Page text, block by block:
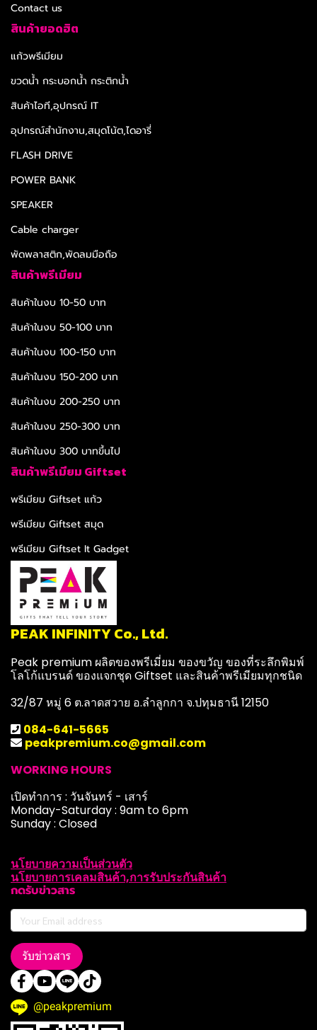
Contact us
สินค้ายอดฮิต
แก้วพรีเมียม
ขวดน้ำ กระบอกน้ำ กระติกน้ำ
สินค้าไอที,อุปกรณ์ IT
อุปกรณ์สำนักงาน,สมุดโน้ต,ไดอารี่
FLASH DRIVE
POWER BANK
SPEAKER
Cable charger
พัดพลาสติก,พัดลมมือถือ
สินค้าพรีเมียม
สินค้าในงบ 10-50 บาท
สินค้าในงบ 50-100 บาท
สินค้าในงบ 100-150 บาท
สินค้าในงบ 150-200 บาท
สินค้าในงบ 200-250 บาท
สินค้าในงบ 250-300 บาท
สินค้าในงบ 300 บาทขึ้นไป
สินค้าพรีเมียม Giftset
พรีเมียม Giftset แก้ว
พรีเมียม Giftset สมุด
พรีเมียม Giftset It Gadget
PEAK INFINITY Co., Ltd.
Peak premium ผลิตของพรีเมี่ยม ของขวัญ ของที่ระลึกพิมพ์
โลโก้แบรนด์ ของแจกชุด Giftset และสินค้าพรีเมียมทุกชนิด
32/87 หมู่ 6 ต.ลาดสวาย อ.ลำลูกกา จ.ปทุมธานี 12150
084-641-5665
peakpremium.co@gmail.com
WORKING HOURS
เปิดทำการ : วันจันทร์ - เสาร์
Monday-Saturday : 9am to 6pm
Sunday : Closed
นโยบายความเป็นส่วนตัว
นโยบายการเคลมสินค้า,การรับประกันสินค้า
กดรับข่าวสาร
รับข่าวสาร
@peakpremium